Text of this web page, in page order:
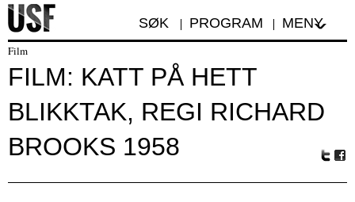
SØK PROGRAM MENY
Film
FILM: KATT PÅ HETT
BLIKKTAK, REGI RICHARD
BROOKS 1958